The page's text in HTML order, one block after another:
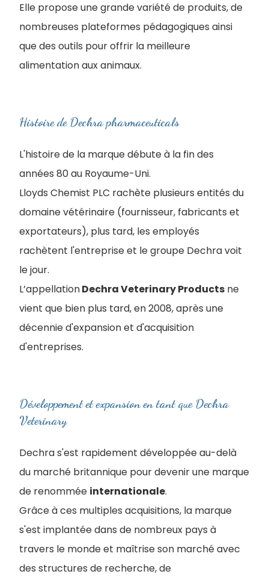
Elle propose une grande variété de produits, de
nombreuses plateformes pédagogiques ainsi
que des outils pour offrir la meilleure
alimentation aux animaux.
Histoire de Dechra pharmaceuticals
L'histoire de la marque débute à la fin des
années 80 au Royaume-Uni.
Lloyds Chemist PLC rachète plusieurs entités du
domaine vétérinaire (fournisseur, fabricants et
exportateurs), plus tard, les employés
rachètent l'entreprise et le groupe Dechra voit
le jour.
L’appellationDechra Veterinary Products ne
vient que bien plus tard, en 2008, après une
décennie d'expansion et d'acquisition
d'entreprises.
Développement et expansion en tant que Dechra
Veterinary
Dechra s'est rapidement développée au-delà
du marché britannique pour devenir une marque
de renommée internationale.
Grâce à ces multiples acquisitions, la marque
s'est implantée dans de nombreux pays à
travers le monde et maîtrise son marché avec
des structures de recherche, de